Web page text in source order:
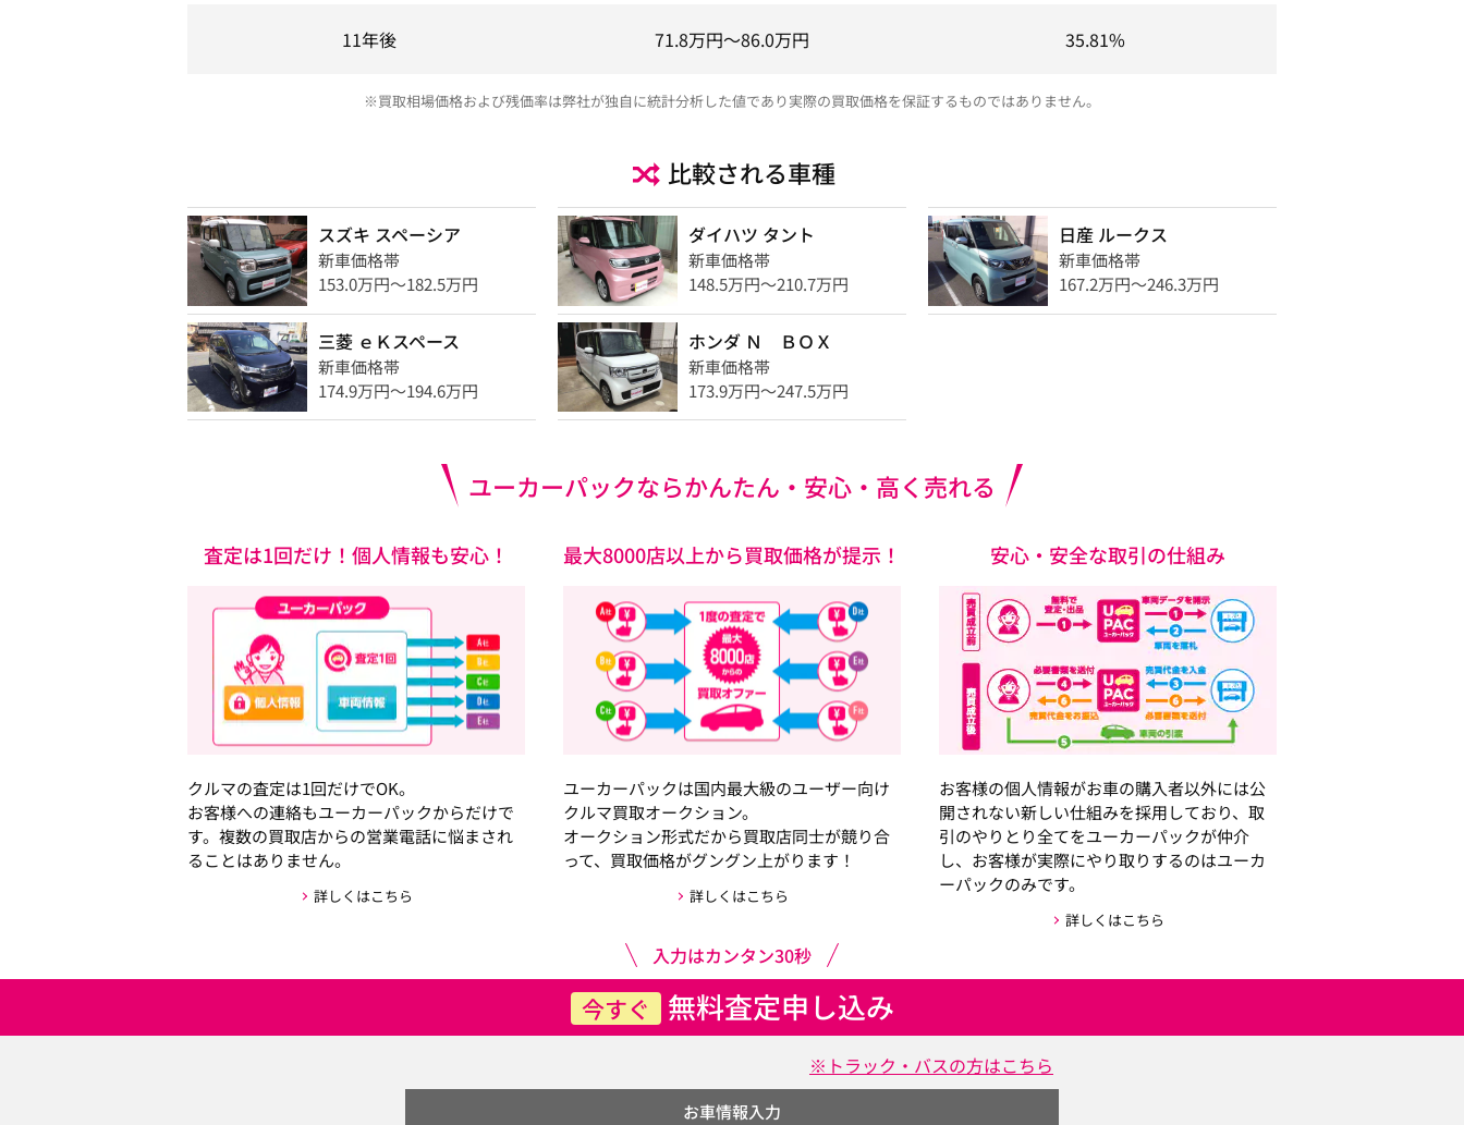
11年後 71.8万円～86.0万円 35.81%
※買取相場価格および残価率は弊社が独自に統計分析した値であり実際の買取価格を保証するものではありません。
比較される車種
スズキ スペーシア
新車価格帯
153.0万円〜182.5万円
ダイハツ タント
新車価格帯
148.5万円〜210.7万円
日産 ルークス
新車価格帯
167.2万円〜246.3万円
三菱 ｅＫスペース
新車価格帯
174.9万円〜194.6万円
ホンダ Ｎ ＢＯＸ
新車価格帯
173.9万円〜247.5万円
ユーカーパックならかんたん・安心・高く売れる
査定は1回だけ！個人情報も安心！
クルマの査定は1回だけでOK。
お客様への連絡もユーカーパックからだけで
す。複数の買取店からの営業電話に悩まされ
ることはありません。
詳しくはこちら
最大8000店以上から買取価格が提示！
ユーカーパックは国内最大級のユーザー向け
クルマ買取オークション。
オークション形式だから買取店同士が競り合
って、買取価格がグングン上がります！
詳しくはこちら
安心・安全な取引の仕組み
お客様の個人情報がお車の購入者以外には公
開されない新しい仕組みを採用しており、取
引のやりとり全てをユーカーパックが仲介
し、お客様が実際にやり取りするのはユーカ
ーパックのみです。
詳しくはこちら
入力はカンタン30秒
今すぐ 無料査定申し込み
※トラック・バスの方はこちら
お車情報入力